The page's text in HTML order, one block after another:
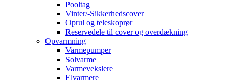
Pooltag
Vinter/-Sikkerhedscover
Oprul og teleskoprør
Reservedele til cover og overdækning
Opvarmning
Varmepumper
Solvarme
Varmevekslere
Elvarmere